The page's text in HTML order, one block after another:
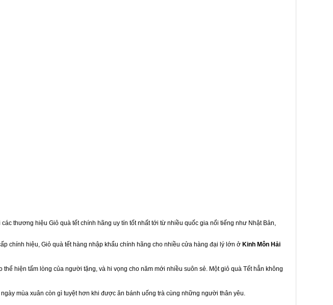
thương hiệu Giỏ quà tết chính hãng uy tín tốt nhất tới từ nhiều quốc gia nổi tiếng như Nhật Bản,
chính hiệu, Giỏ quà tết hàng nhập khẩu chính hãng cho nhiều cửa hàng đại lý lớn ở Kinh Môn Hải
hiện tấm lòng của người tặng, và hi vọng cho năm mới nhiều suôn sẻ. Một giỏ quà Tết hẳn không
mùa xuân còn gì tuyệt hơn khi được ăn bánh uống trà cùng những người thân yêu.